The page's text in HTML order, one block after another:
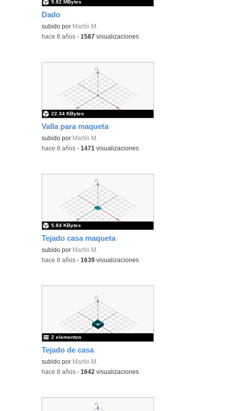
Dado
subido por Martín M.
9.82 MBytes
-hace 8 años -1587 visualizaciones
Valla para maqueta
subido por Martín M.
22.34 KBytes
-hace 8 años -1471 visualizaciones
Tejado casa maqueta
subido por Martín M.
5.84 KBytes
-hace 8 años -1639 visualizaciones
Tejado de casa
subido por Martín M.
2 elementos
-hace 8 años -1642 visualizaciones